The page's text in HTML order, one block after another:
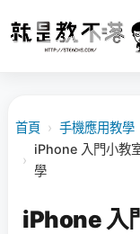
首頁 › 手機應用教學
›
iPhone 入門小教
學
iPhone 入